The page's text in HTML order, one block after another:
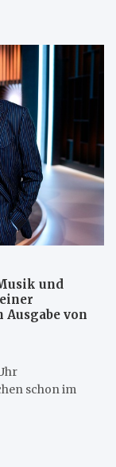
und
von
schon im